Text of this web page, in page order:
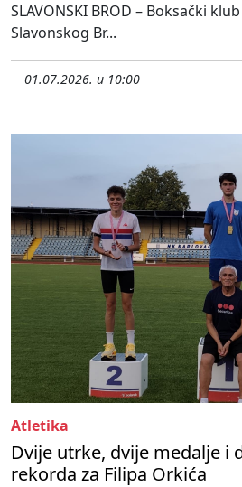
SLAVONSKI BROD – Boksački
Slavonskog Br...
01.07.2026. u 10:00
Atletika
Dvije utrke, dvije medalje i
rekorda za Filipa Orkića